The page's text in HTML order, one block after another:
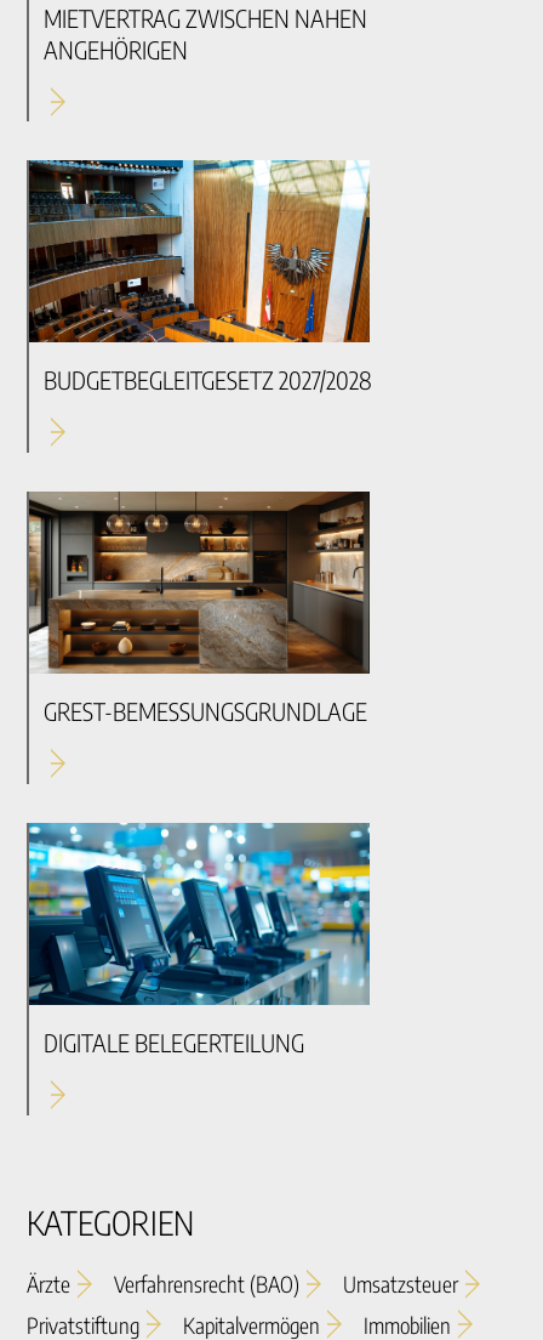
MIETVERTRAG ZWISCHEN NAHEN
ANGEHÖRIGEN
BUDGETBEGLEITGESETZ 2027/2028
GREST-BEMESSUNGSGRUNDLAGE
DIGITALE BELEGERTEILUNG
KATEGORIEN
Ärzte Verfahrensrecht (BAO)
Umsatzsteuer
Privatstiftung
Kapitalvermögen
Immobilien